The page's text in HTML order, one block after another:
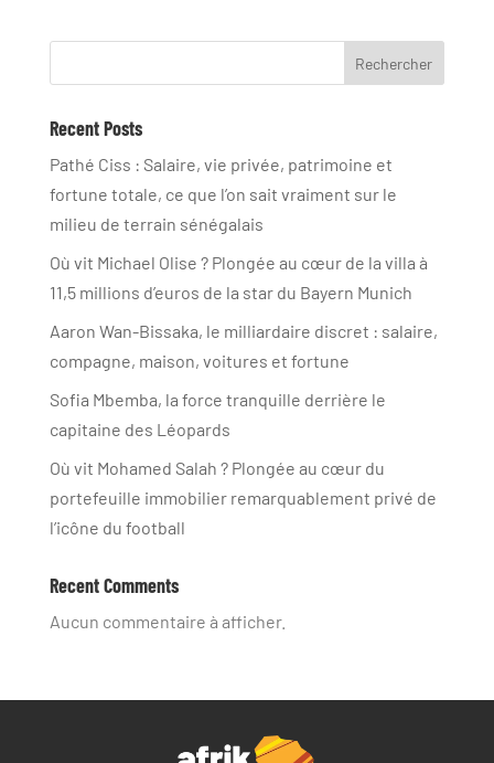
Rechercher
Recent Posts
Pathé Ciss : Salaire, vie privée, patrimoine et
fortune totale, ce que l’on sait vraiment sur le
milieu de terrain sénégalais
Où vit Michael Olise ? Plongée au cœur de la villa à
11,5 millions d’euros de la star du Bayern Munich
Aaron Wan-Bissaka, le milliardaire discret : salaire,
compagne, maison, voitures et fortune
Sofia Mbemba, la force tranquille derrière le
capitaine des Léopards
Où vit Mohamed Salah ? Plongée au cœur du
portefeuille immobilier remarquablement privé de
l’icône du football
Recent Comments
Aucun commentaire à afficher.